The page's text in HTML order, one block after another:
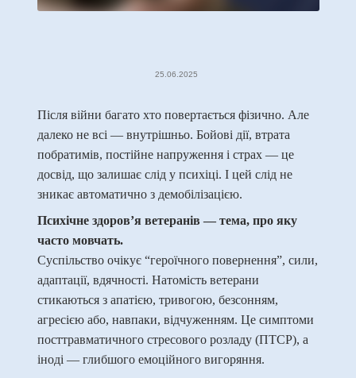
25.06.2025
Після війни багато хто повертається фізично. Але
далеко не всі — внутрішньо. Бойові дії, втрата
побратимів, постійне напруження і страх — це
досвід, що залишає слід у психіці. І цей слід не
зникає автоматично з демобілізацією.
Психічне здоров’я ветеранів — тема, про яку
часто мовчать.
Суспільство очікує “героїчного повернення”, сили,
адаптації, вдячності. Натомість ветерани
стикаються з апатією, тривогою, безсонням,
агресією або, навпаки, відчуженням. Це симптоми
посттравматичного стресового розладу (ПТСР), а
іноді — глибшого емоційного вигоряння.